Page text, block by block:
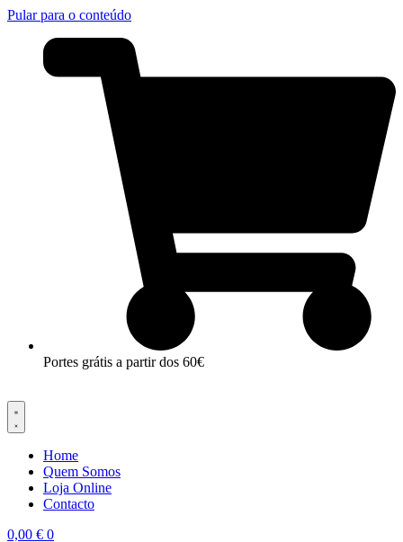
Pular para o conteúdo
Portes grátis a partir dos 60€
Home
Quem Somos
Loja Online
Contacto
0,00 € 0